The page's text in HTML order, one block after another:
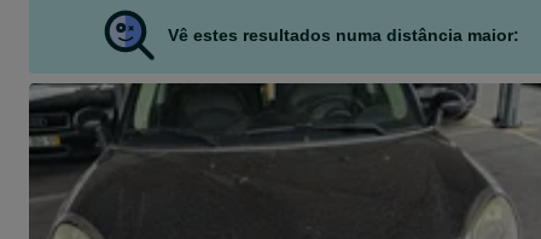
Vê estes resultados numa distância maior: